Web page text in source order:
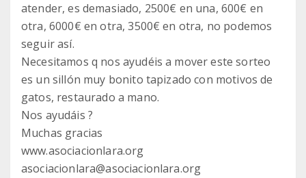
atender, es demasiado, 2500€ en una, 600€ en
otra, 6000€ en otra, 3500€ en otra, no podemos
seguir así.
Necesitamos q nos ayudéis a mover este sorteo
es un sillón muy bonito tapizado con motivos de
gatos, restaurado a mano.
Nos ayudáis ?
Muchas gracias
www.asociacionlara.org
asociacionlara@asociacionlara.org